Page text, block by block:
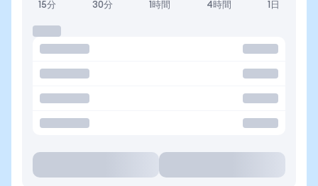
15分 30分 1時間 4時間 1日